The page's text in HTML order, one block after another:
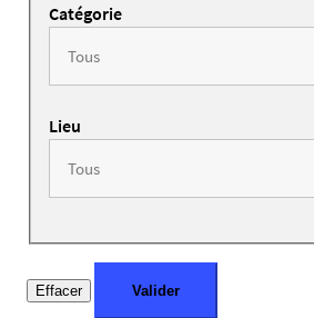
Catégorie
Lieu